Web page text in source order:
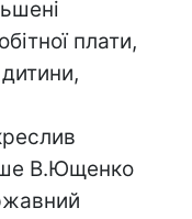
плати,
В.Ющенко